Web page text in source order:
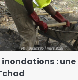
inondations :